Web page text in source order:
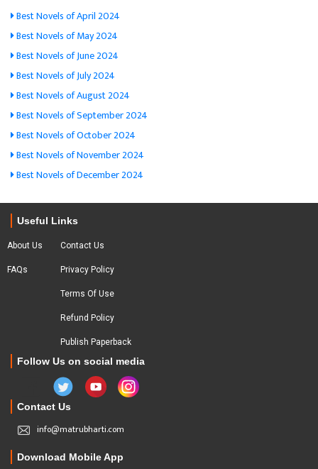
Best Novels of April 2024
Best Novels of May 2024
Best Novels of June 2024
Best Novels of July 2024
Best Novels of August 2024
Best Novels of September 2024
Best Novels of October 2024
Best Novels of November 2024
Best Novels of December 2024
Useful Links
About Us
FAQs
Contact Us
Privacy Policy
Terms Of Use
Refund Policy
Publish Paperback
Follow Us on social media
Contact Us
info@matrubharti.com
Download Mobile App